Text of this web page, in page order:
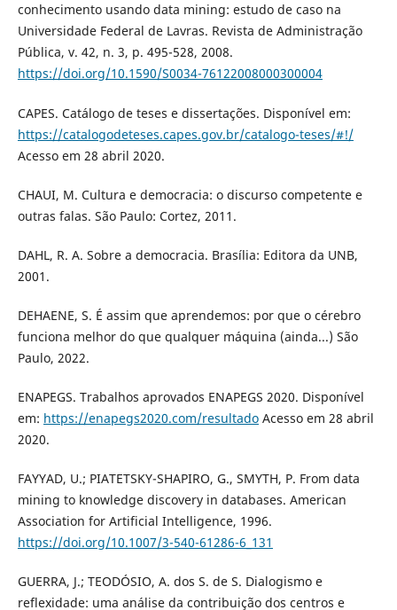
conhecimento usando data mining: estudo de caso na
Universidade Federal de Lavras. Revista de Administração
Pública, v. 42, n. 3, p. 495-528, 2008.
https://doi.org/10.1590/S0034-76122008000300004
CAPES. Catálogo de teses e dissertações. Disponível em:
https://catalogodeteses.capes.gov.br/catalogo-teses/#!/
Acesso em 28 abril 2020.
CHAUI, M. Cultura e democracia: o discurso competente e
outras falas. São Paulo: Cortez, 2011.
DAHL, R. A. Sobre a democracia. Brasília: Editora da UNB,
2001.
DEHAENE, S. É assim que aprendemos: por que o cérebro
funciona melhor do que qualquer máquina (ainda...) São
Paulo, 2022.
ENAPEGS. Trabalhos aprovados ENAPEGS 2020. Disponível
em: https://enapegs2020.com/resultadoAcesso em 28 abril
2020.
FAYYAD, U.; PIATETSKY-SHAPIRO, G., SMYTH, P. From data
mining to knowledge discovery in databases. American
Association for Artificial Intelligence, 1996.
https://doi.org/10.1007/3-540-61286-6_131
GUERRA, J.; TEODÓSIO, A. dos S. de S. Dialogismo e
reflexidade: uma análise da contribuição dos centros e